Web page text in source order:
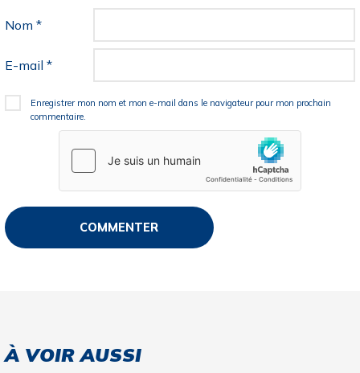
Nom *
E-mail *
Enregistrer mon nom et mon e-mail dans le navigateur pour mon prochain
commentaire.
À VOIR AUSSI